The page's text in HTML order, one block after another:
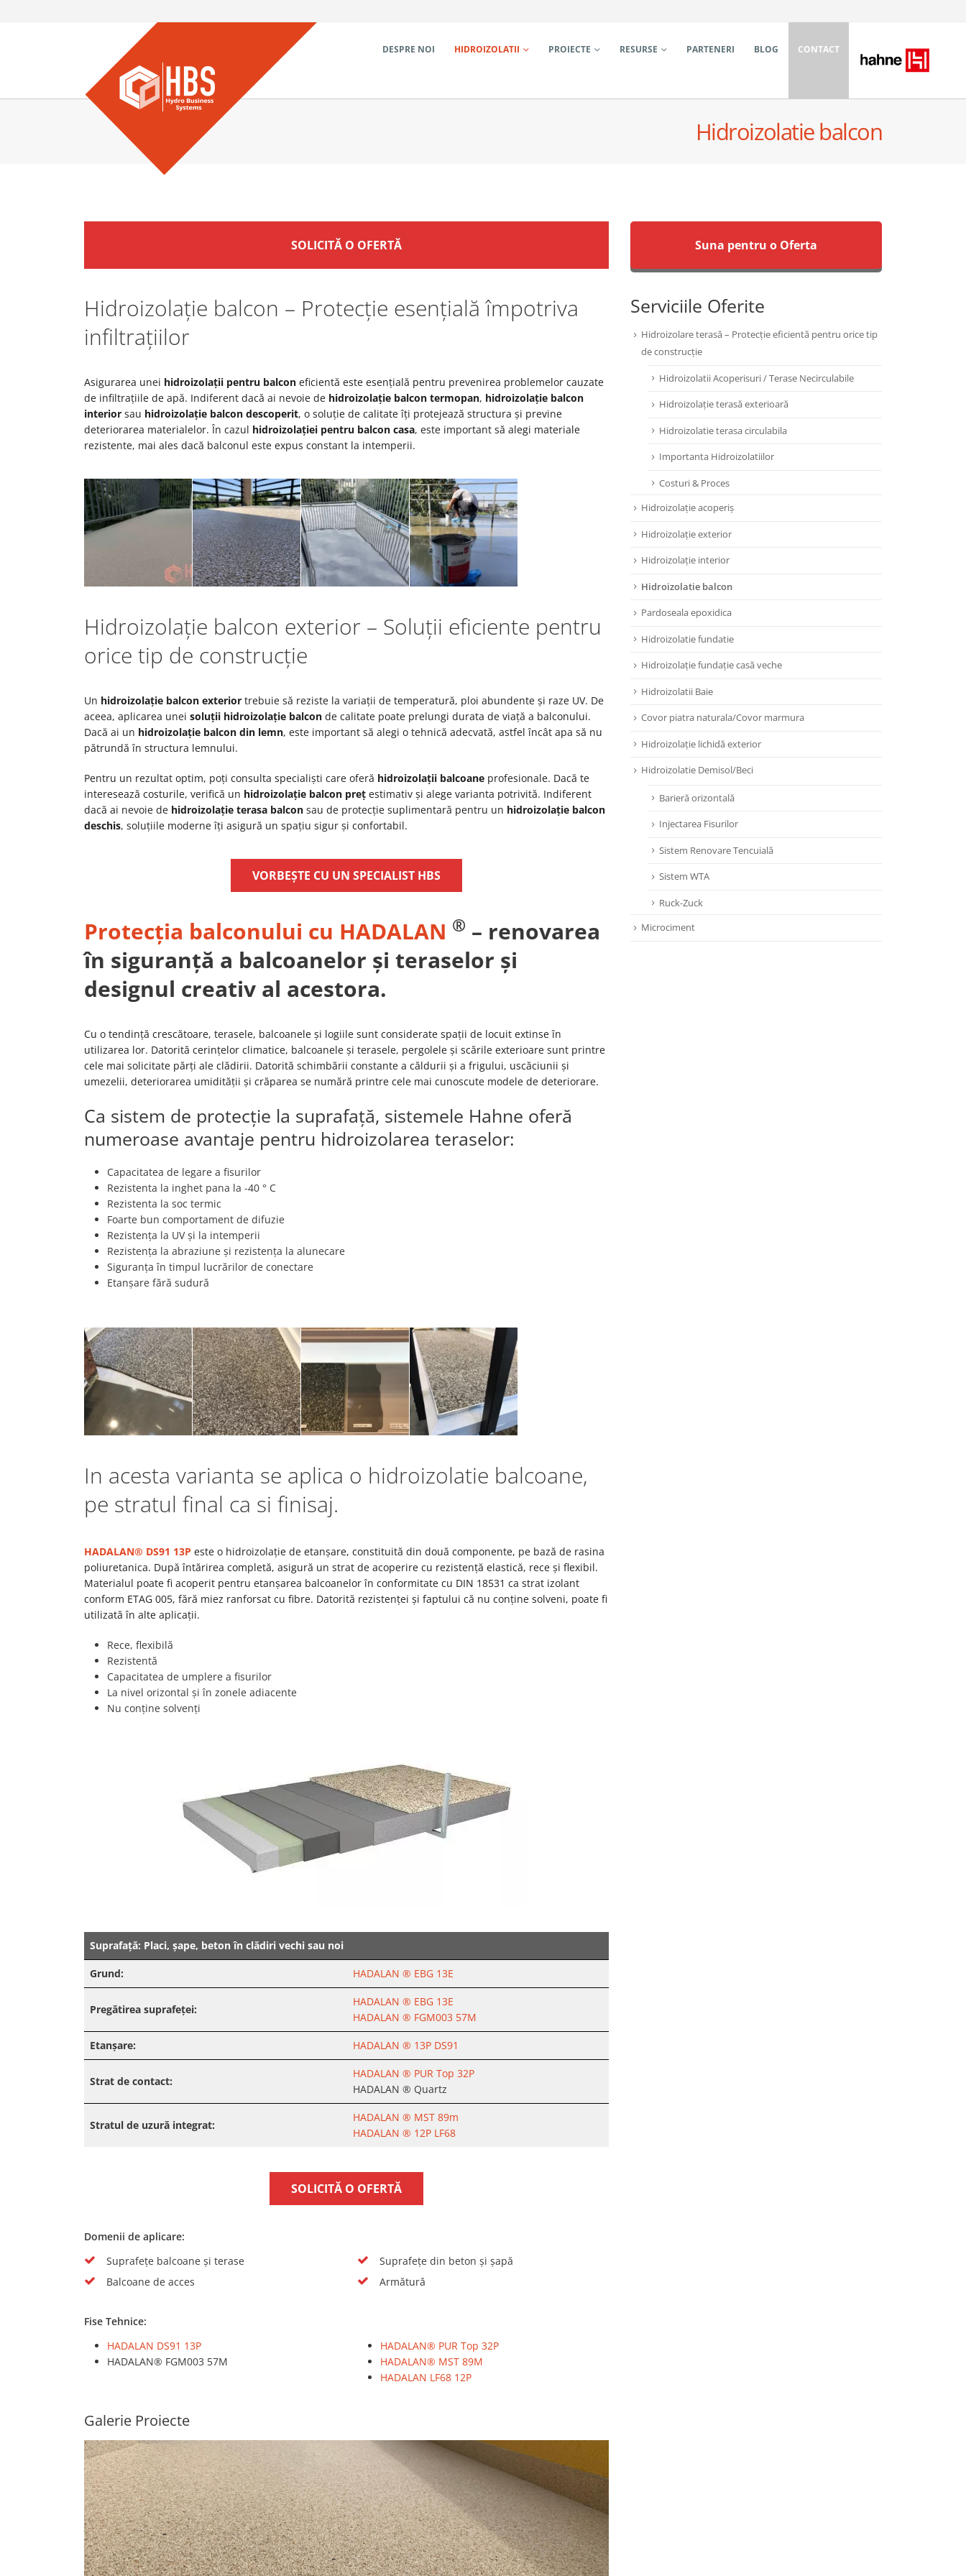
DESPRE NOI HIDROIZOLATII PROIECTE RESURSE PARTENERI BLOG CONTACT
Hidroizolatie balcon
SOLICITĂ O OFERTĂ
Hidroizolație balcon – Protecție esențială împotriva
infiltrațiilor
Asigurarea unei hidroizolații pentru balcon eficientă este esențială pentru prevenirea problemelor cauzate
de infiltrațiile de apă. Indiferent dacă ai nevoie de hidroizolație balcon termopan, hidroizolație balcon
interior sau hidroizolație balcon descoperit, o soluție de calitate îți protejează structura și previne
deteriorarea materialelor. În cazul hidroizolației pentru balcon casa, este important să alegi materiale
rezistente, mai ales dacă balconul este expus constant la intemperii.
Hidroizolație balcon exterior – Soluții eficiente pentru
orice tip de construcție
Un hidroizolație balcon exterior trebuie să reziste la variații de temperatură, ploi abundente și raze UV. De
aceea, aplicarea unei soluții hidroizolație balcon de calitate poate prelungi durata de viață a balconului.
Dacă ai un hidroizolație balcon din lemn, este important să alegi o tehnică adecvată, astfel încât apa să nu
pătrundă în structura lemnului.
Pentru un rezultat optim, poți consulta specialiști care oferă hidroizolații balcoane profesionale. Dacă te
interesează costurile, verifică un hidroizolație balcon preț estimativ și alege varianta potrivită. Indiferent
dacă ai nevoie de hidroizolație terasa balcon sau de protecție suplimentară pentru un hidroizolație balcon
deschis, soluțiile moderne îți asigură un spațiu sigur și confortabil.
VORBEȘTE CU UN SPECIALIST HBS
Protecția balconului cu HADALAN ® – renovarea
în siguranță a balcoanelor și teraselor și
designul creativ al acestora.
Cu o tendință crescătoare, terasele, balcoanele și logiile sunt considerate spații de locuit extinse în
utilizarea lor. Datorită cerințelor climatice, balcoanele și terasele, pergolele și scările exterioare sunt printre
cele mai solicitate părți ale clădirii. Datorită schimbării constante a căldurii și a frigului, uscăciunii și
umezelii, deteriorarea umidității și crăparea se numără printre cele mai cunoscute modele de deteriorare.
Ca sistem de protecție la suprafață, sistemele Hahne oferă
numeroase avantaje pentru hidroizolarea teraselor:
Capacitatea de legare a fisurilor
Rezistenta la inghet pana la -40 ° C
Rezistenta la soc termic
Foarte bun comportament de difuzie
Rezistența la UV și la intemperii
Rezistența la abraziune și rezistența la alunecare
Siguranța în timpul lucrărilor de conectare
Etanșare fără sudură
In acesta varianta se aplica o hidroizolatie balcoane,
pe stratul final ca si finisaj.
HADALAN® DS91 13P este o hidroizolație de etanșare, constituită din două componente, pe bază de rasina
poliuretanica. După întărirea completă, asigură un strat de acoperire cu rezistență elastică, rece și flexibil.
Materialul poate fi acoperit pentru etanșarea balcoanelor în conformitate cu DIN 18531 ca strat izolant
conform ETAG 005, fără miez ranforsat cu fibre. Datorită rezistenței și faptului că nu conține solveni, poate fi
utilizată în alte aplicații.
Rece, flexibilă
Rezistentă
Capacitatea de umplere a fisurilor
La nivel orizontal și în zonele adiacente
Nu conține solvenți
Suprafață: Placi, șape, beton în clădiri vechi sau noi
Grund: HADALAN ® EBG 13E
Pregătirea suprafeței:
HADALAN ® EBG 13E
HADALAN ® FGM003 57M
Etanșare: HADALAN ® 13P DS91
Strat de contact:
HADALAN ® PUR Top 32P
HADALAN ® Quartz
Stratul de uzură integrat:
HADALAN ® MST 89m
HADALAN ® 12P LF68
SOLICITĂ O OFERTĂ
Domenii de aplicare:
Suprafețe balcoane și terase
Balcoane de acces
Suprafețe din beton și șapă
Armătură
Fise Tehnice:
HADALAN DS91 13P
HADALAN® FGM003 57M
HADALAN® PUR Top 32P
HADALAN® MST 89M
HADALAN LF68 12P
Galerie Proiecte
Suna pentru o Oferta
Serviciile Oferite
Hidroizolare terasă – Protecție eficientă pentru orice tip
de construcție
Hidroizolatii Acoperisuri / Terase Necirculabile
Hidroizolație terasă exterioară
Hidroizolatie terasa circulabila
Importanta Hidroizolatiilor
Costuri & Proces
Hidroizolație acoperiș
Hidroizolație exterior
Hidroizolație interior
Hidroizolatie balcon
Pardoseala epoxidica
Hidroizolatie fundatie
Hidroizolație fundație casă veche
Hidroizolatii Baie
Covor piatra naturala/Covor marmura
Hidroizolație lichidă exterior
Hidroizolatie Demisol/Beci
Barieră orizontală
Injectarea Fisurilor
Sistem Renovare Tencuială
Sistem WTA
Ruck-Zuck
Microciment